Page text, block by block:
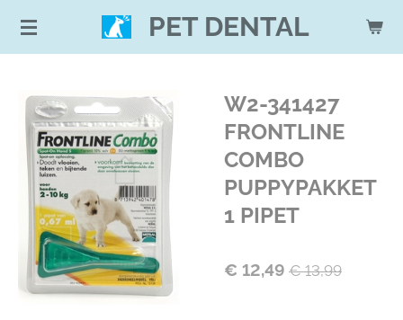
Ga
direct
hoofdinhoud
PET DENTAL
W2-341427
FRONTLINE
COMBO
PUPPYPAKKET
1 PIPET
€ 12,49 € 13,99